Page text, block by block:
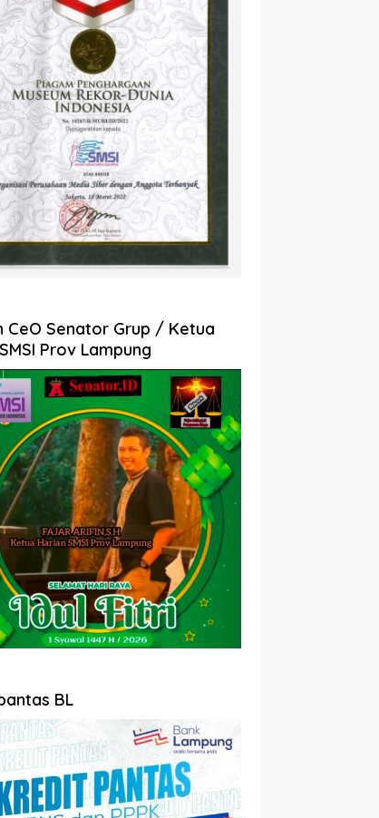
CeO Senator Grup / Ketua
Prov Lampung
BL